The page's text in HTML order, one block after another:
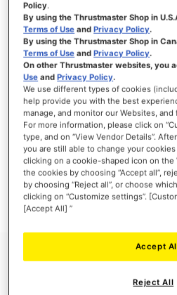
ACCEDI
Hai dimenticato la
NUOVI CLIENTI
La creazione di un account ha molti vantaggi:
indirizzo, tenere traccia degli ordini e altro
CREA UN
Policy.
By using the Thrustmaster Shop in
Terms of Use andPrivacy Policy.
By using the Thrustmaster Shop in
Terms of Use andPrivacy Policy.
On other Thrustmaster websites, you
Use andPrivacy Policy.
We use different types of cookies
help provide you with the best
manage, and monitor our Websites,
For more information, please click on
type, and on “View Vendor Details”.
you are still able to change your
clicking on a cookie-shaped icon on the
the cookies by choosing “Accept all”,
by choosing “Reject all”, or choose
clicking on “Customize settings”.
[Accept All] ”
Reject All
Accept